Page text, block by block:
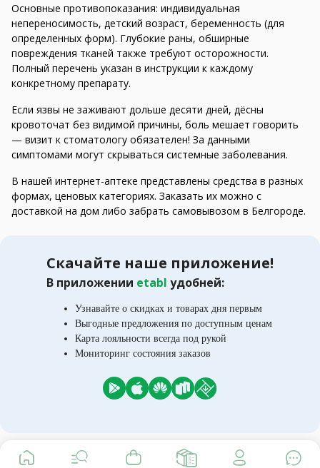
Основные противопоказания: индивидуальная
непереносимость, детский возраст, беременность (для
определенных форм). Глубокие раны, обширные
повреждения тканей также требуют осторожности.
Полный перечень указан в инструкции к каждому
конкретному препарату.
Если язвы не заживают дольше десяти дней, дёсны
кровоточат без видимой причины, боль мешает говорить
— визит к стоматологу обязателен! За данными
симптомами могут скрываться системные заболевания.
В нашей интернет-аптеке представлены средства в разных
формах, ценовых категориях. Заказать их можно с
доставкой на дом либо забрать самовывозом в Белгороде.
Скачайте наше приложение!
В приложении etabl удобней:
Узнавайте о скидках и товарах дня первым
Выгодные предложения по доступным ценам
Карта лояльности всегда под рукой
Мониторинг состояния заказов